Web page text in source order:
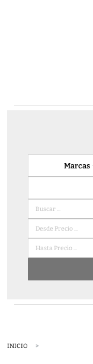
Marcas
INICIO